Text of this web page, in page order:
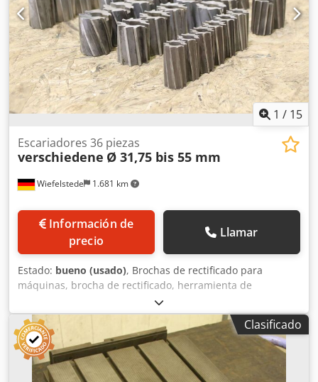
1 / 15
Wiefelstede 1.681 km
Escariadores 36 piezas
verschiedene Ø 31,75 bis 55 mm
Información de
precio
Llamar
Estado: bueno (usado), Brochas de rectificado para
máquinas, brocha de rectificado, herramienta de
rectificado, juego de cuchillas para calibrador -Brochas de
rectificado insertables: 36 brochas de rectificado para
máquinas -Portabrochas: Ø 16/22 mm -Diámetro: de 31,75
a 55 mm, véase la lista de piezas en la foto Djdpfx Aeiay
Hhsiisck -Dimensiones de transporte: 240/230/A 80 mm -
Peso total: 18,5 kg
Clasificado